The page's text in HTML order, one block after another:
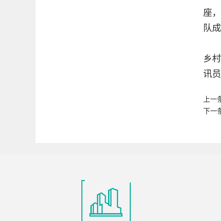
座
队
乡
讯
上一
下一